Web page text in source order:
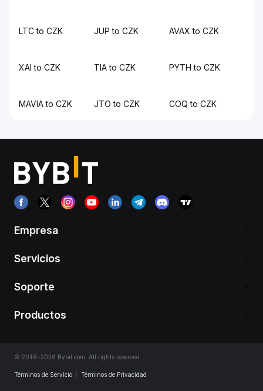
LTC to CZK JUP to CZK AVAX to CZK
XAI to CZK TIA to CZK PYTH to CZK
MAVIA to CZK JTO to CZK COQ to CZK
Empresa
Servicios
Soporte
Productos
© 2018-2026 Bybit.com. All rights reserved.
Términos de Servicio Términos de Privacidad